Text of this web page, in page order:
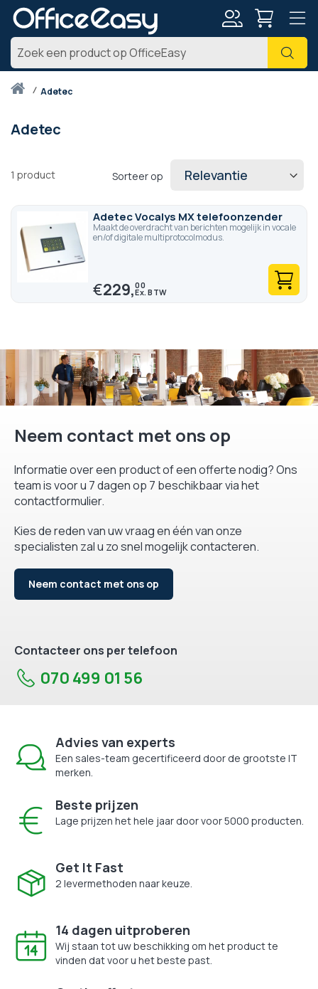
Zoek
Thuisadetec
Adetec
1 product Sorteer op
Adetec Vocalys MX telefoonzender
Maakt de overdracht van berichten mogelijk in vocale
en/of digitale multiprotocolmodus.
€229,00
Neem contact met ons op
Informatie over een product of een offerte nodig? Ons
team is voor u 7 dagen op 7 beschikbaar via het
contactformulier.
Kies de reden van uw vraag en één van onze
specialisten zal u zo snel mogelijk contacteren.
Neem contact met ons op
Contacteer ons per telefoon
070 499 01 56
Advies van experts
Een sales-team gecertificeerd door de grootste IT
merken.
Beste prijzen
Lage prijzen het hele jaar door voor 5000 producten.
Get It Fast
2 levermethoden naar keuze.
14 dagen uitproberen
Wij staan tot uw beschikking om het product te
vinden dat voor u het beste past.